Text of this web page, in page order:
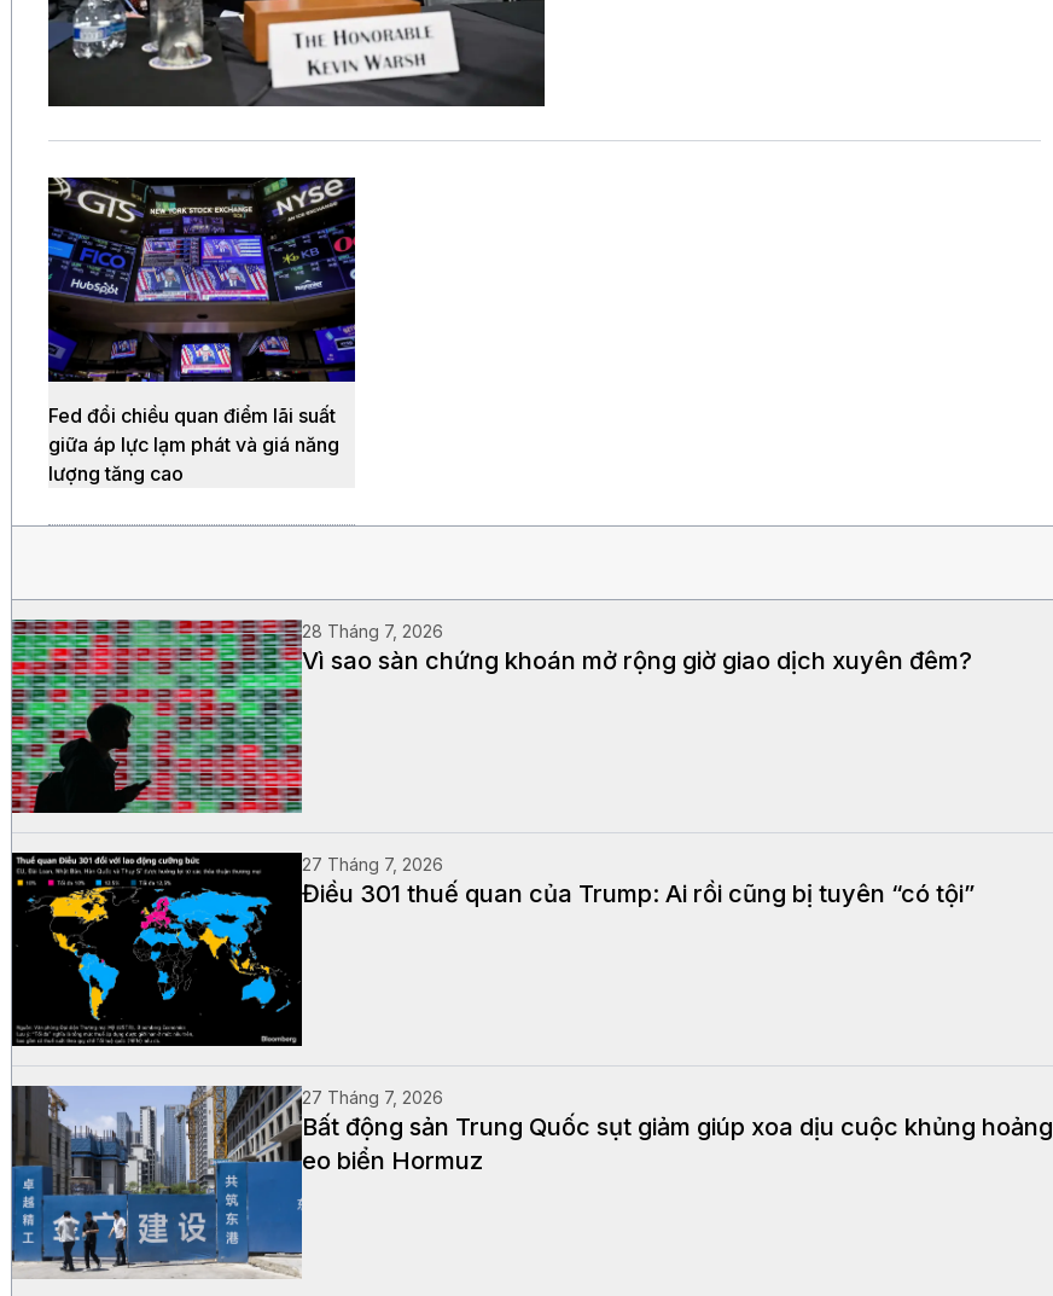
Fed đổi chiều quan điểm lãi suất
giữa áp lực lạm phát và giá năng
lượng tăng cao
28 Tháng 7, 2026
Vì sao sàn chứng khoán mở rộng giờ giao dịch xuyên đêm?
27 Tháng 7, 2026
Điều 301 thuế quan của Trump: Ai rồi cũng bị tuyên “có tội”
27 Tháng 7, 2026
Bất động sản Trung Quốc sụt giảm giúp xoa dịu cuộc khủng hoảng
eo biển Hormuz